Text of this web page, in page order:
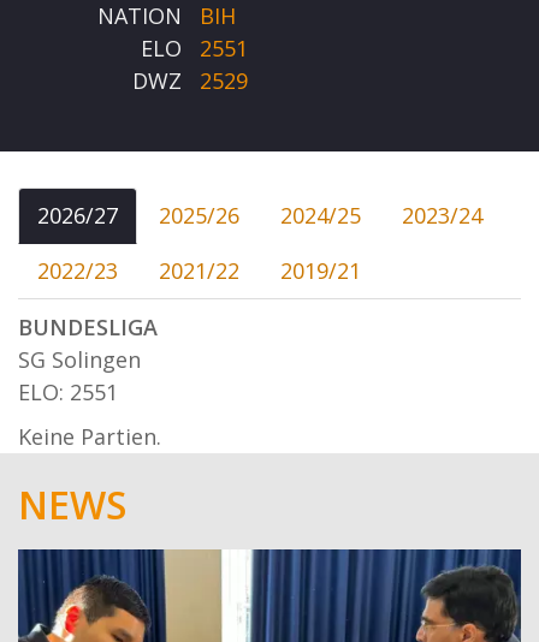
NATION
BIH
ELO
2551
DWZ
2529
2026/27 2025/26 2024/25
2023/24
2022/23
2021/22
2019/21
BUNDESLIGA
SG Solingen
ELO: 2551
Keine Partien.
NEWS